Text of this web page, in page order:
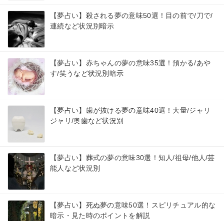
【夢占い】殺される夢の意味50選！目の前で/刀で/
連続など状況別暗示
【夢占い】赤ちゃんの夢の意味35選！預かる/あや
す/笑うなど状況別暗示
【夢占い】歯が抜ける夢の意味40選！大量/ジャリ
ジャリ/奥歯など状況別
【夢占い】葬式の夢の意味30選！知人/祖母/他人/芸
能人など状況別
【夢占い】死ぬ夢の意味50選！スピリチュアル的な
暗示・見た時のポイントを解説